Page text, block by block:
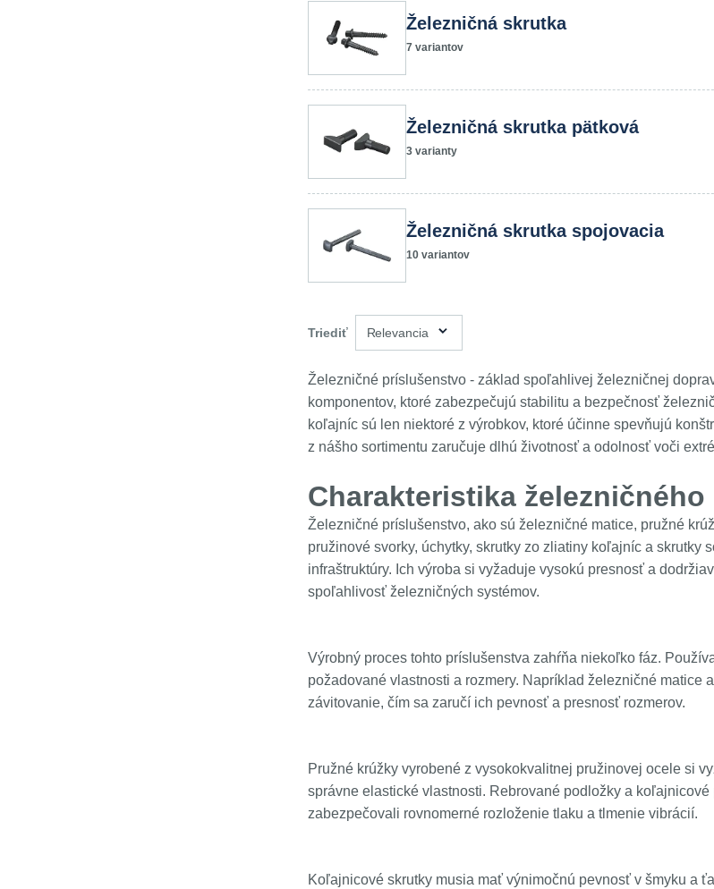
Železničná skrutka
7 variantov
Železničná skrutka pätková
3 varianty
Železničná skrutka spojovacia
10 variantov
Triediť Relevancia
Železničné príslušenstvo - základ spoľahlivej železničnej
komponentov, ktoré zabezpečujú stabilitu a bezpečnosť
koľajníc sú len niektoré z výrobkov, ktoré účinne spevňujú
z nášho sortimentu zaručuje dlhú životnosť a odolnosť voči
Charakteristika
Železničné príslušenstvo, ako sú železničné matice, pružné
pružinové svorky, úchytky, skrutky zo zliatiny koľajníc a
infraštruktúry. Ich výroba si vyžaduje vysokú presnosť a
spoľahlivosť železničných systémov.
Výrobný proces tohto príslušenstva zahŕňa niekoľko fáz.
požadované vlastnosti a rozmery. Napríklad železničné matice
závitovanie, čím sa zaručí ich pevnosť a presnosť rozmerov.
Pružné krúžky vyrobené z vysokokvalitnej pružinovej ocele si
správne elastické vlastnosti. Rebrované podložky a
zabezpečovali rovnomerné rozloženie tlaku a tlmenie vibrácií.
Koľajnicové skrutky musia mať výnimočnú pevnosť v šmyku a